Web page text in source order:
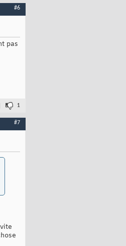
#6
pas
1
#7